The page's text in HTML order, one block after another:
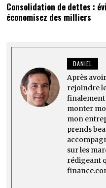
Consolidation de dettes :
économisez des milliers
DANIEL
Après
rejoindre
monter
mon
prends
sur les
rédigeant